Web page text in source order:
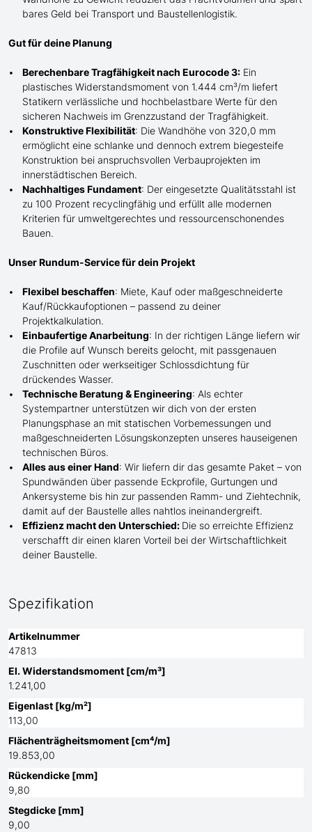
bares Geld bei Transport und Baustellenlogistik.
Gut für deine Planung
Berechenbare Tragfähigkeit nach Eurocode 3: Ein
plastisches Widerstandsmoment von 1.444 cm³/m liefert
Statikern verlässliche und hochbelastbare Werte für den
sicheren Nachweis im Grenzzustand der Tragfähigkeit.
Konstruktive Flexibilität: Die Wandhöhe von 320,0 mm
ermöglicht eine schlanke und dennoch extrem biegesteife
Konstruktion bei anspruchsvollen Verbauprojekten im
innerstädtischen Bereich.
Nachhaltiges Fundament: Der eingesetzte Qualitätsstahl ist
zu 100 Prozent recyclingfähig und erfüllt alle modernen
Kriterien für umweltgerechtes und ressourcenschonendes
Bauen.
Unser Rundum-Service für dein Projekt
Flexibel beschaffen: Miete, Kauf oder maßgeschneiderte
Kauf/Rückkaufoptionen – passend zu deiner
Projektkalkulation.
Einbaufertige Anarbeitung: In der richtigen Länge liefern wir
die Profile auf Wunsch bereits gelocht, mit passgenauen
Zuschnitten oder werkseitiger Schlossdichtung für
drückendes Wasser.
Technische Beratung & Engineering: Als echter
Systempartner unterstützen wir dich von der ersten
Planungsphase an mit statischen Vorbemessungen und
maßgeschneiderten Lösungskonzepten unseres hauseigenen
technischen Büros.
Alles aus einer Hand: Wir liefern dir das gesamte Paket – von
Spundwänden über passende Eckprofile, Gurtungen und
Ankersysteme bis hin zur passenden Ramm- und Ziehtechnik,
damit auf der Baustelle alles nahtlos ineinandergreift.
Effizienz macht den Unterschied: Die so erreichte Effizienz
verschafft dir einen klaren Vorteil bei der Wirtschaftlichkeit
deiner Baustelle.
Spezifikation
Artikelnummer
47813
El. Widerstandsmoment [cm/m³]
1.241,00
Eigenlast [kg/m²]
113,00
Flächenträgheitsmoment [cm⁴/m]
19.853,00
Rückendicke [mm]
9,80
Stegdicke [mm]
9,00